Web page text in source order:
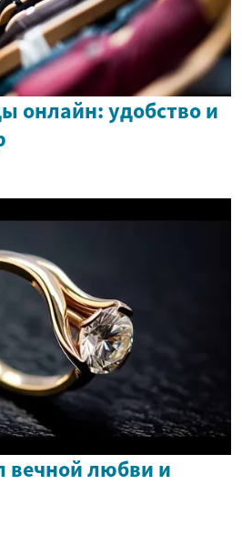
онлайн: удобство и
вечной любви и